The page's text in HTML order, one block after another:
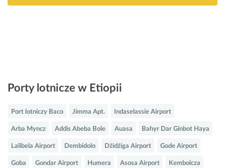
Porty lotnicze w Etiopii
Port lotniczy Baco Jimma Apt. Indaselassie Airport
Arba Myncz Addis Abeba Bole Auasa Bahyr Dar Ginbot Haya
Lalibela Airport Dembidolo Dżidżiga Airport Gode Airport
Goba Gondar Airport Humera Asosa Airport Kembolcza